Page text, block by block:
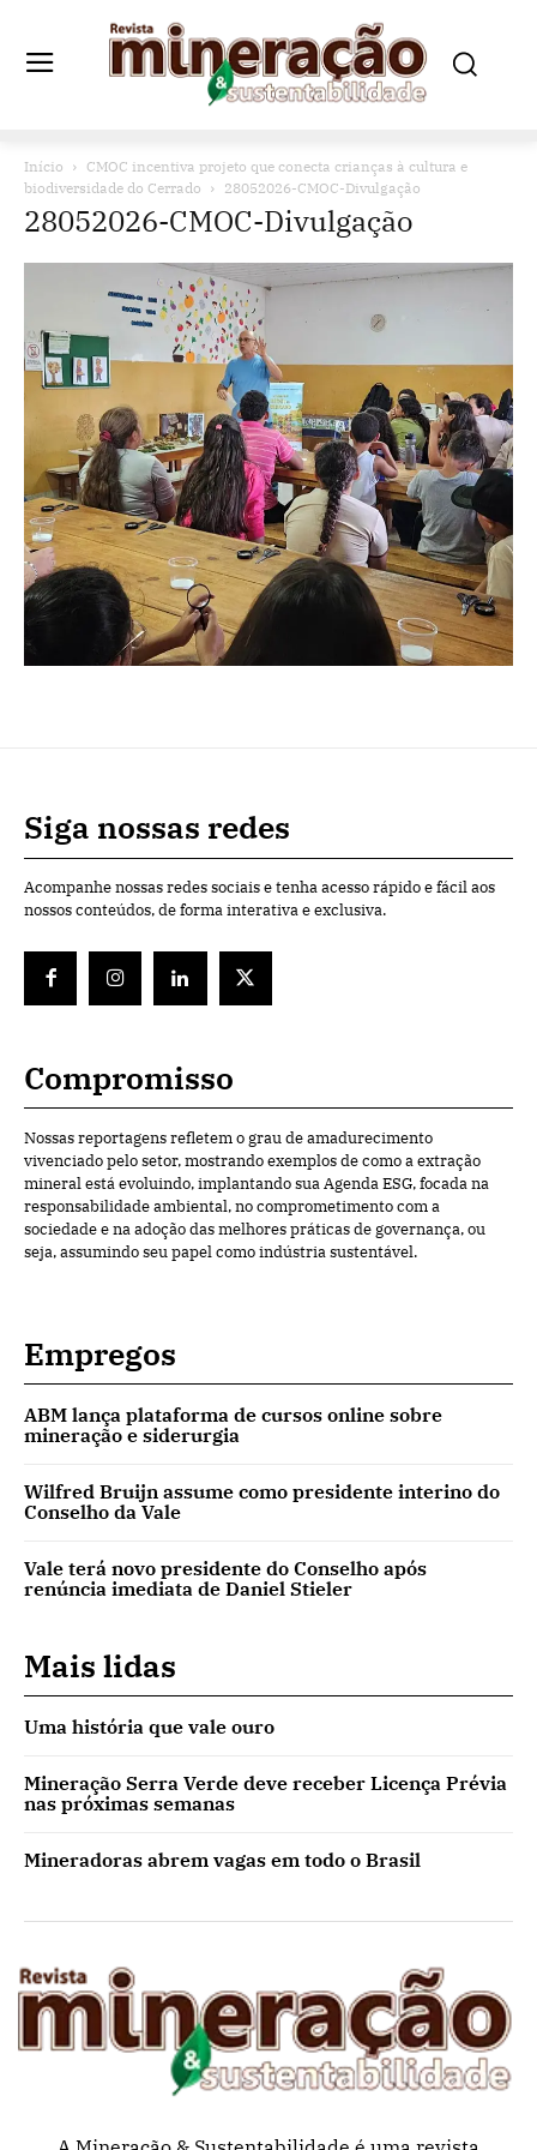
Início
CMOC incentiva projeto que conecta crianças à cultura e
biodiversidade do Cerrado
28052026-CMOC-Divulgação
28052026-CMOC-Divulgação
Siga nossas redes
Acompanhe nossas redes sociais e tenha acesso rápido e fácil aos
nossos conteúdos, de forma interativa e exclusiva.
Compromisso
Nossas reportagens refletem o grau de amadurecimento
vivenciado pelo setor, mostrando exemplos de como a extração
mineral está evoluindo, implantando sua Agenda ESG, focada na
responsabilidade ambiental, no comprometimento com a
sociedade e na adoção das melhores práticas de governança, ou
seja, assumindo seu papel como indústria sustentável.
Empregos
ABM lança plataforma de cursos online sobre
mineração e siderurgia
Wilfred Bruijn assume como presidente interino do
Conselho da Vale
Vale terá novo presidente do Conselho após
renúncia imediata de Daniel Stieler
Mais lidas
Uma história que vale ouro
Mineração Serra Verde deve receber Licença Prévia
nas próximas semanas
Mineradoras abrem vagas em todo o Brasil